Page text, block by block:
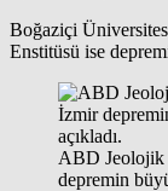
Boğaziçi
Enstitüsü ise
ABD Jeolojik
depremin